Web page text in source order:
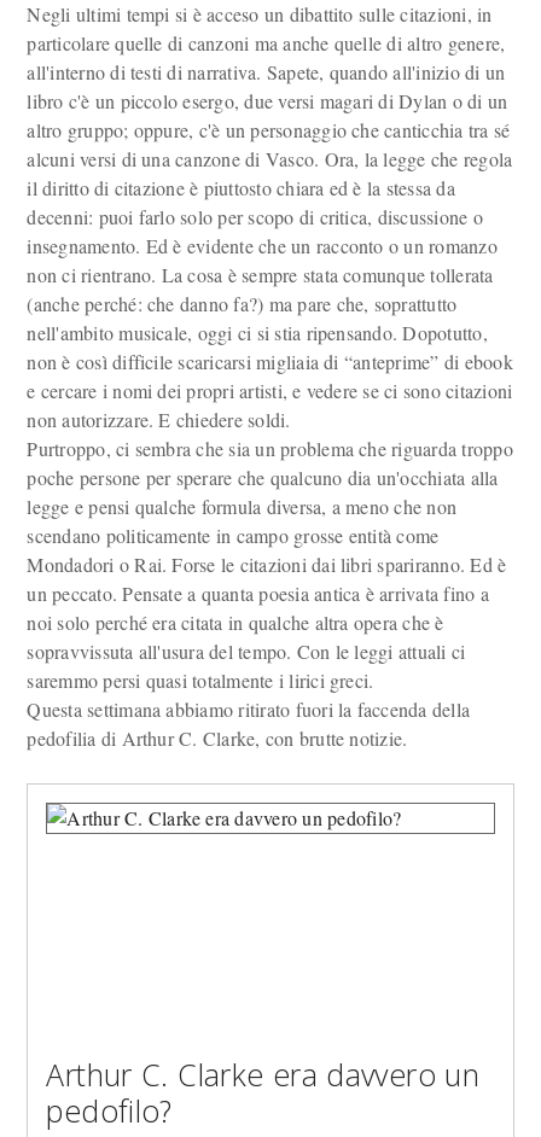
Negli ultimi tempi si è acceso un dibattito sulle citazioni, in
particolare quelle di canzoni ma anche quelle di altro genere,
all'interno di testi di narrativa. Sapete, quando all'inizio di un
libro c'è un piccolo esergo, due versi magari di Dylan o di un
altro gruppo; oppure, c'è un personaggio che canticchia tra sé
alcuni versi di una canzone di Vasco. Ora, la legge che regola
il diritto di citazione è piuttosto chiara ed è la stessa da
decenni: puoi farlo solo per scopo di critica, discussione o
insegnamento. Ed è evidente che un racconto o un romanzo
non ci rientrano. La cosa è sempre stata comunque tollerata
(anche perché: che danno fa?) ma pare che, soprattutto
nell'ambito musicale, oggi ci si stia ripensando. Dopotutto,
non è così difficile scaricarsi migliaia di “anteprime” di ebook
e cercare i nomi dei propri artisti, e vedere se ci sono citazioni
non autorizzare. E chiedere soldi.
Purtroppo, ci sembra che sia un problema che riguarda troppo
poche persone per sperare che qualcuno dia un'occhiata alla
legge e pensi qualche formula diversa, a meno che non
scendano politicamente in campo grosse entità come
Mondadori o Rai. Forse le citazioni dai libri spariranno. Ed è
un peccato. Pensate a quanta poesia antica è arrivata fino a
noi solo perché era citata in qualche altra opera che è
sopravvissuta all'usura del tempo. Con le leggi attuali ci
saremmo persi quasi totalmente i lirici greci.
Questa settimana abbiamo ritirato fuori la faccenda della
pedofilia di Arthur C. Clarke, con brutte notizie.
Arthur C. Clarke era davvero un
pedofilo?